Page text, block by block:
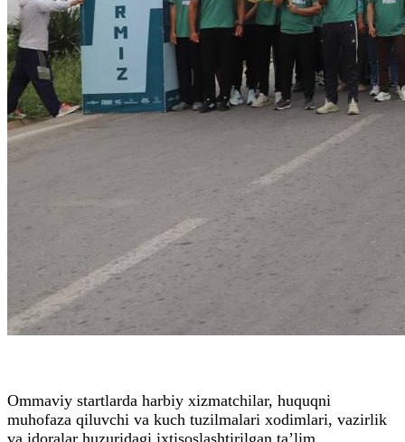
Ommaviy startlarda harbiy xizmatchilar, huquqni
muhofaza qiluvchi va kuch tuzilmalari xodimlari, vazirlik
va idoralar huzuridagi ixtisoslashtirilgan ta’lim